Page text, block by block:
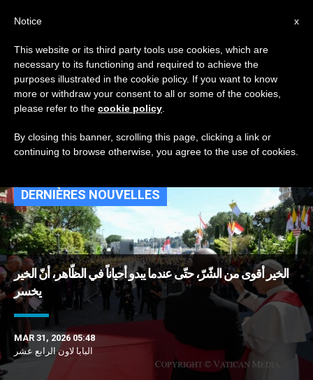
TAG
Posts Tagged ‘القديس
DERNIÈRES NOUVELLES
الخير أقوى من الشّرّ، حتّى عندما يبدو أحياناً في الظّاهر، أنّ الخير
يخسر
MAR 31, 2026 05:48
البابا لاون الرابع عشر
x
Notice
This website or its third party tools use cookies, which are
necessary to its functioning and required to achieve the
purposes illustrated in the cookie policy. If you want to know
more or withdraw your consent to all or some of the cookies,
please refer to the cookie policy
By closing this banner, scrolling this page, clicking a link or
continuing to browse otherwise, you agree to the use of cookies.